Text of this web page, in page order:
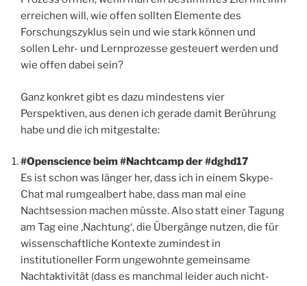
erreichen will, wie offen sollten Elemente des
Forschungszyklus sein und wie stark können und
sollen Lehr- und Lernprozesse gesteuert werden und
wie offen dabei sein?
Ganz konkret gibt es dazu mindestens vier
Perspektiven, aus denen ich gerade damit Berührung
habe und die ich mitgestalte:
#Openscience beim #Nachtcamp der #dghd17
Es ist schon was länger her, dass ich in einem Skype-
Chat mal rumgealbert habe, dass man mal eine
Nachtsession machen müsste. Also statt einer Tagung
am Tag eine ‚Nachtung‘, die Übergänge nutzen, die für
wissenschaftliche Kontexte zumindest in
institutioneller Form ungewohnte gemeinsame
Nachtaktivität (dass es manchmal leider auch nicht-